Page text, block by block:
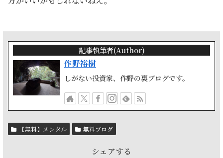
記事執筆者(Author)
作野裕樹
しがない投資家、作野の裏ブログです。
【無料】メンタル 無料ブログ
シェアする